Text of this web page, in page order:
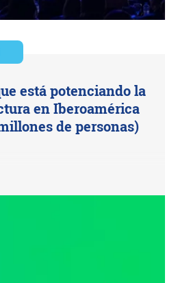
está potenciando la
en Iberoamérica
de personas)